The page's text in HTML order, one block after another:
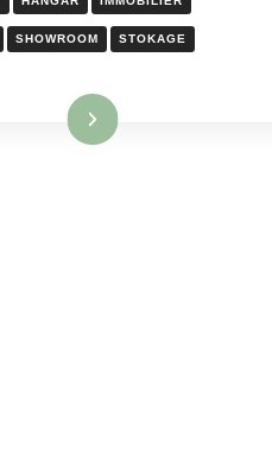
SHOWROOM STOKAGE
Lire la suite